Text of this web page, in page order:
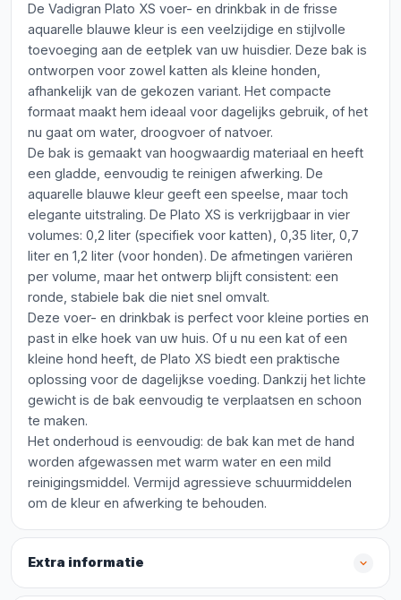
De Vadigran Plato XS voer- en drinkbak in de frisse
aquarelle blauwe kleur is een veelzijdige en stijlvolle
toevoeging aan de eetplek van uw huisdier. Deze bak is
ontworpen voor zowel katten als kleine honden,
afhankelijk van de gekozen variant. Het compacte
formaat maakt hem ideaal voor dagelijks gebruik, of het
nu gaat om water, droogvoer of natvoer.
De bak is gemaakt van hoogwaardig materiaal en heeft
een gladde, eenvoudig te reinigen afwerking. De
aquarelle blauwe kleur geeft een speelse, maar toch
elegante uitstraling. De Plato XS is verkrijgbaar in vier
volumes: 0,2 liter (specifiek voor katten), 0,35 liter, 0,7
liter en 1,2 liter (voor honden). De afmetingen variëren
per volume, maar het ontwerp blijft consistent: een
ronde, stabiele bak die niet snel omvalt.
Deze voer- en drinkbak is perfect voor kleine porties en
past in elke hoek van uw huis. Of u nu een kat of een
kleine hond heeft, de Plato XS biedt een praktische
oplossing voor de dagelijkse voeding. Dankzij het lichte
gewicht is de bak eenvoudig te verplaatsen en schoon
te maken.
Het onderhoud is eenvoudig: de bak kan met de hand
worden afgewassen met warm water en een mild
reinigingsmiddel. Vermijd agressieve schuurmiddelen
om de kleur en afwerking te behouden.
Extra informatie